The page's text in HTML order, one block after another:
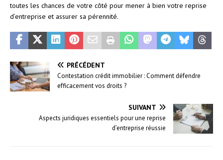
toutes les chances de votre côté pour mener à bien votre reprise
d’entreprise et assurer sa pérennité.
PRÉCÉDENT
Contestation crédit immobilier : Comment défendre
efficacement vos droits ?
SUIVANT
Aspects juridiques essentiels pour une reprise
d’entreprise réussie